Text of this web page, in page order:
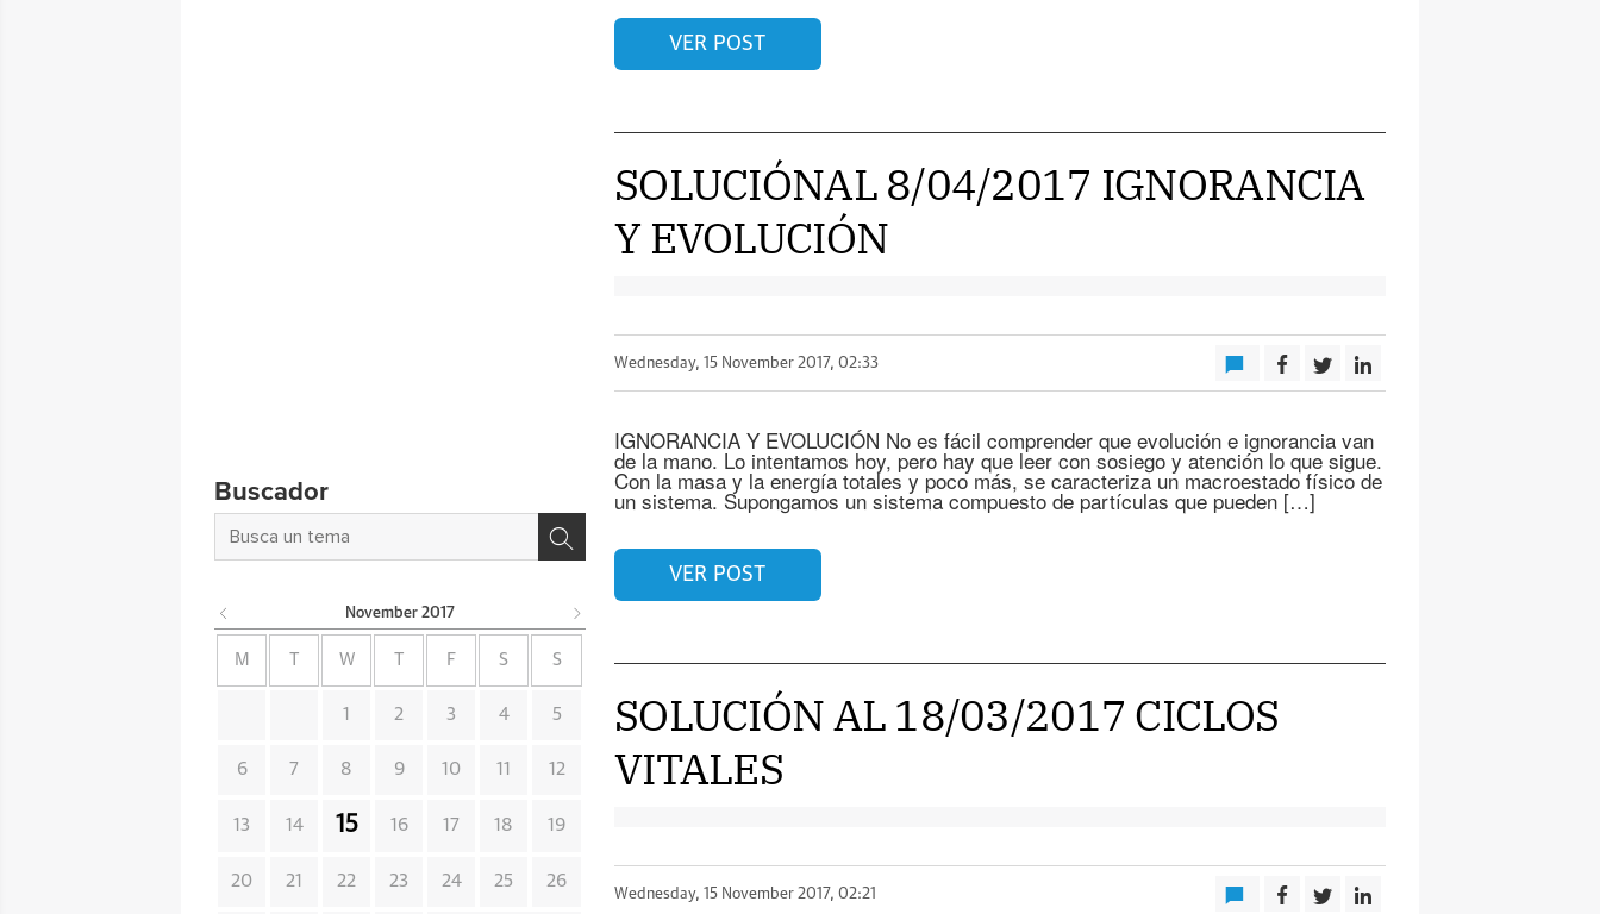
VER POST
SOLUCIÓNAL 8/04/2017 IGNORANCIA
Y EVOLUCIÓN
Wednesday, 15 November 2017, 02:33
IGNORANCIA Y EVOLUCIÓN No es fácil comprender que evolución e ignorancia van
de la mano. Lo intentamos hoy, pero hay que leer con sosiego y atención lo que sigue.
Con la masa y la energía totales y poco más, se caracteriza un macroestado físico de
un sistema. Supongamos un sistema compuesto de partículas que pueden […]
VER POST
SOLUCIÓN AL 18/03/2017 CICLOS
VITALES
Wednesday, 15 November 2017, 02:21
Buscador
November 2017
M W F S S
1 2 3 4 5
6 7 8 9 10 11 12
13 14 15 16 17 18 19
20 21 22 23 24 25 26